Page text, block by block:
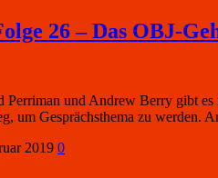
26 – Das OBJ-
Perriman und Andrew Berry gibt
um Gesprächsthema zu
2019 0